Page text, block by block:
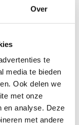
Over
te
media te bieden
Ook delen we
met onze
en analyse. Deze
met andere